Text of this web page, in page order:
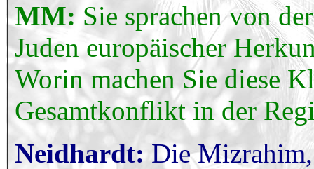
MM: Sie sprachen von
Juden europäischer
Worin machen Sie diese
Gesamtkonflikt in der
Neidhardt: Die Mizrahim,